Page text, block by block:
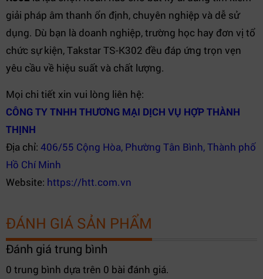
giải pháp âm thanh ổn định, chuyên nghiệp và dễ sử
dụng. Dù bạn là doanh nghiệp, trường học hay đơn vị tổ
chức sự kiện, Takstar TS-K302 đều đáp ứng trọn vẹn
yêu cầu về hiệu suất và chất lượng.
Mọi chi tiết xin vui lòng liên hệ:
CÔNG TY TNHH THƯƠNG MẠI DỊCH VỤ HỢP THÀNH
THỊNH
Địa chỉ: 406/55 Cộng Hòa, Phường Tân Bình, Thành phố
Hồ Chí Minh
Website: https://htt.com.vn
ĐÁNH GIÁ SẢN PHẨM
Đánh giá trung bình
0 trung bình dựa trên 0 bài đánh giá.